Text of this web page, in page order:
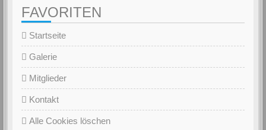
FAVORITEN
Startseite
Galerie
Mitglieder
Kontakt
Alle Cookies löschen